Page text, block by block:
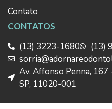
Contato
CONTATOS
(13) 3223-1680
(13)
Av. Affonso Penna, 167
SP, 11020-001